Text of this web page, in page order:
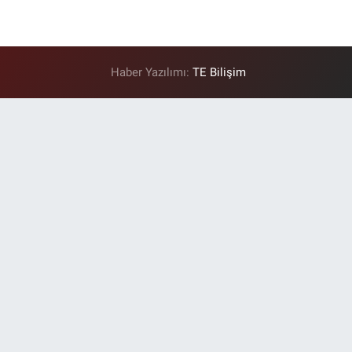
Haber Yazılımı:TE Bilişim